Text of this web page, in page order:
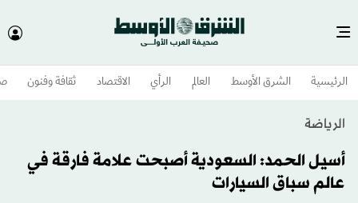
الرئيسية الشرق الأوسط​ العالم الرأي الاقتصاد ثقافة وفنون
الرياضة
أسيل الحمد: السعودية أصبحت علامة فارقة في
عالم سباق السيارات